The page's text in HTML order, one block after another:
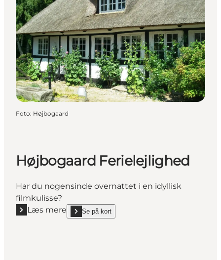
Foto: Højbogaard
Højbogaard Ferielejlighed
Har du nogensinde overnattet i en idyllisk
filmkulisse?
Læs mere
Læs mere "Højbogaard Ferielejlighed"
Se på kort
show Højbogaard Ferielejlighed on_map